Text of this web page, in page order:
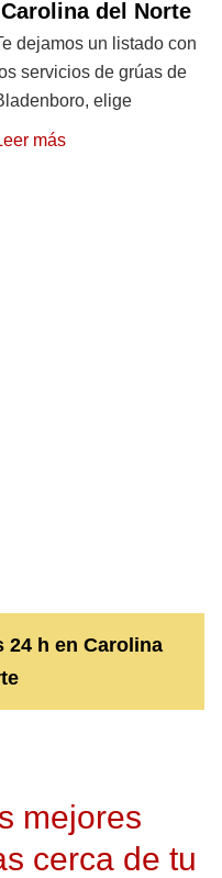
Carolina del Norte
dejamos un listado con
servicios de grúas de
elige
más
24 h en Carolina
mejores
cerca de tu